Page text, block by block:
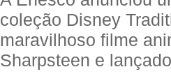
coleção Disney
maravilhoso filme
Sharpsteen e